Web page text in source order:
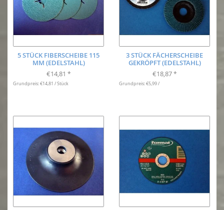
5 STÜCK FIBERSCHEIBE 115
MM (EDELSTAHL)
€14,81 *
Grundpreis: €14,81 / Stück
3 STÜCK FÄCHERSCHEIBE
GEKRÖPFT (EDELSTAHL)
€18,87 *
Grundpreis: €5,99 /